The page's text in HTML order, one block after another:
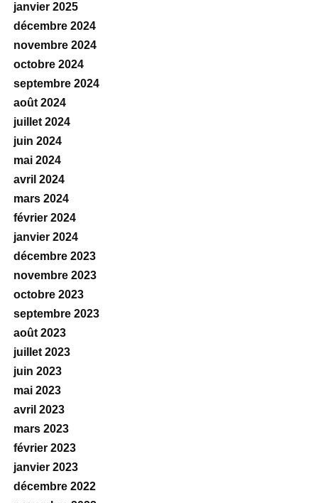
janvier 2025
décembre 2024
novembre 2024
octobre 2024
septembre 2024
août 2024
juillet 2024
juin 2024
mai 2024
avril 2024
mars 2024
février 2024
janvier 2024
décembre 2023
novembre 2023
octobre 2023
septembre 2023
août 2023
juillet 2023
juin 2023
mai 2023
avril 2023
mars 2023
février 2023
janvier 2023
décembre 2022